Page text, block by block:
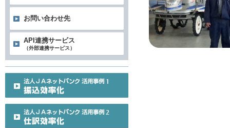
お問い合わせ先
API連携サービス
（外部連携サービス）